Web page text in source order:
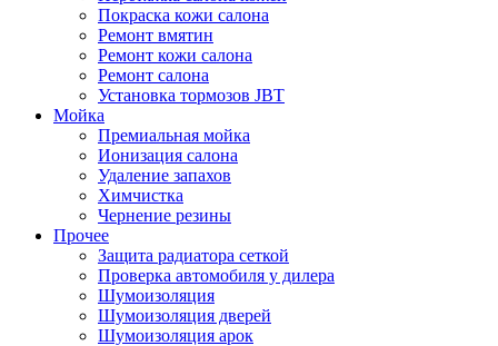
Покраска кожи салона
Ремонт вмятин
Ремонт кожи салона
Ремонт салона
Установка тормозов JBT
Мойка
Премиальная мойка
Ионизация салона
Удаление запахов
Химчистка
Чернение резины
Прочее
Защита радиатора сеткой
Проверка автомобиля у дилера
Шумоизоляция
Шумоизоляция дверей
Шумоизоляция арок